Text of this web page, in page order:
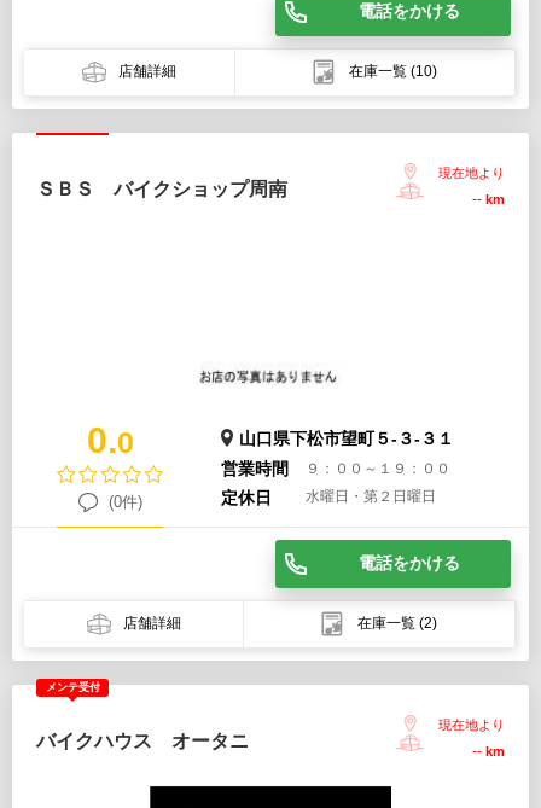
電話をかける
店舗詳細 在庫一覧 (10)
ＳＢＳ バイクショップ周南
現在地より
-- km
0.0
(0件)
山口県下松市望町５-３-３１
営業時間
９：００～１９：００
定休日 水曜日・第２日曜日
電話をかける
店舗詳細 在庫一覧 (2)
メンテ受付
バイクハウス オータニ
現在地より
-- km